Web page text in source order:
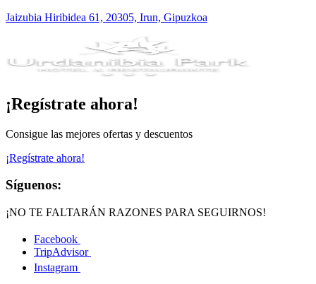
Jaizubia Hiribidea 61, 20305, Irun, Gipuzkoa
¡Regístrate ahora!
Consigue las mejores ofertas y descuentos
¡Regístrate ahora!
Síguenos:
¡NO TE FALTARÁN RAZONES PARA SEGUIRNOS!
Facebook
TripAdvisor
Instagram